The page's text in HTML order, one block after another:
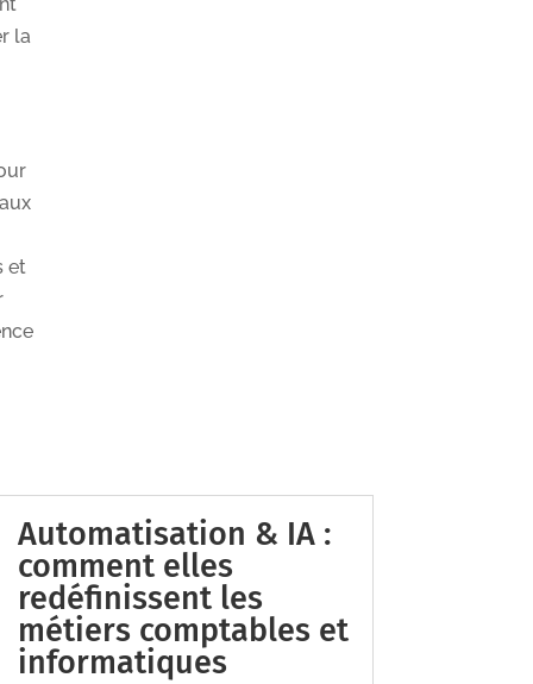
la
et
Automatisation & IA :
comment elles
redéfinissent les
métiers comptables et
informatiques